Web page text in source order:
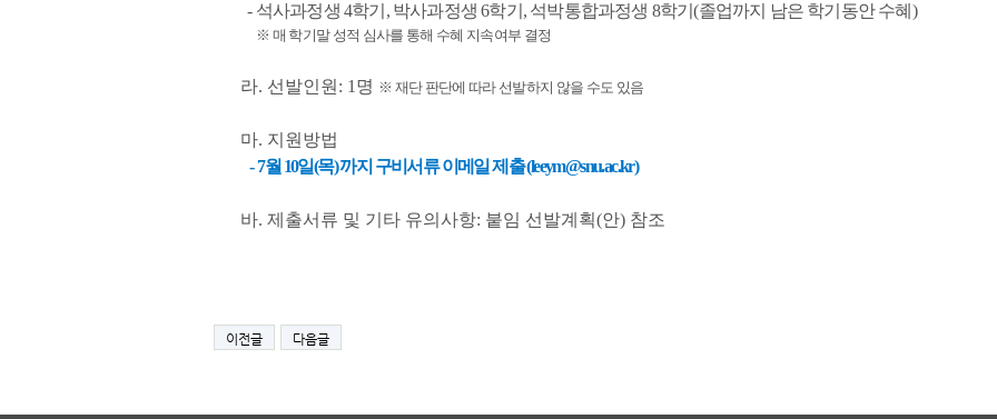
- 석사과정생 4학기, 박사과정생 6학기, 석박통합과정생 8학기(졸업까지 남은 학기동안 수혜)
※ 매 학기말 성적 심사를 통해 수혜 지속여부 결정
라. 선발인원: 1명 ※ 재단 판단에 따라 선발하지 않을 수도 있음
마. 지원방법
-7월 10일(목) 까지 구비서류 이메일 제출 (leeym@snu.ac.kr)
바. 제출서류 및 기타 유의사항: 붙임 선발계획(안) 참조
이전글 다음글